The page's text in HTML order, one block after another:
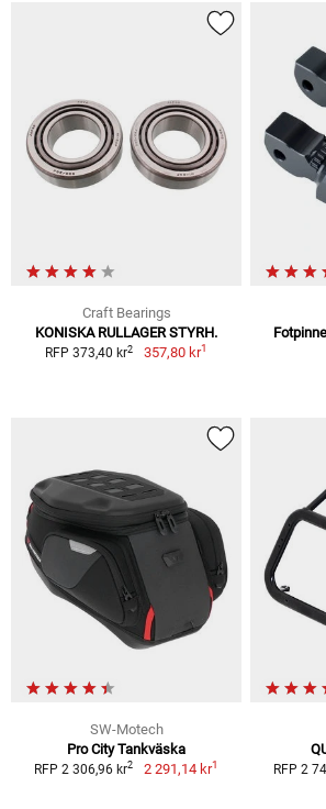
Craft Bearings
KONISKA RULLAGER STYRH.
RFP 373,40 kr2 357,80 kr1
SW-Motech
Pro City Tankväska
RFP 2 306,96 kr2 2 291,14 kr1 RFP 2